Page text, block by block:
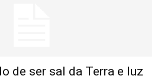
de ser sal da Terra e luz